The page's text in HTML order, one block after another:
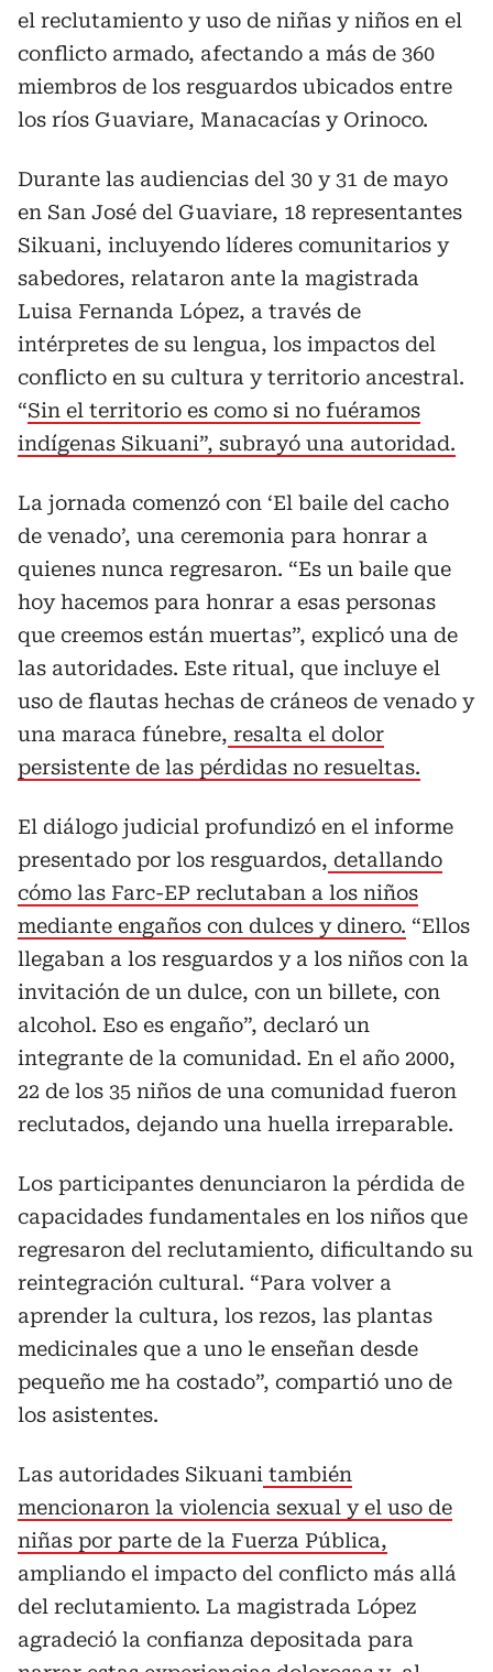
el reclutamiento y uso de niñas y niños en el
conflicto armado, afectando a más de 360
miembros de los resguardos ubicados entre
los ríos Guaviare, Manacacías y Orinoco.
Durante las audiencias del 30 y 31 de mayo
en San José del Guaviare, 18 representantes
Sikuani, incluyendo líderes comunitarios y
sabedores, relataron ante la magistrada
Luisa Fernanda López, a través de
intérpretes de su lengua, los impactos del
conflicto en su cultura y territorio ancestral.
“Sin el territorio es como si no fuéramos
indígenas Sikuani”, subrayó una autoridad.
La jornada comenzó con ‘El baile del cacho
de venado’, una ceremonia para honrar a
quienes nunca regresaron. “Es un baile que
hoy hacemos para honrar a esas personas
que creemos están muertas”, explicó una de
las autoridades. Este ritual, que incluye el
uso de flautas hechas de cráneos de venado y
una maraca fúnebre, resalta el dolor
persistente de las pérdidas no resueltas.
El diálogo judicial profundizó en el informe
presentado por los resguardos, detallando
cómo las Farc-EP reclutaban a los niños
mediante engaños con dulces y dinero. “Ellos
llegaban a los resguardos y a los niños con la
invitación de un dulce, con un billete, con
alcohol. Eso es engaño”, declaró un
integrante de la comunidad. En el año 2000,
22 de los 35 niños de una comunidad fueron
reclutados, dejando una huella irreparable.
Los participantes denunciaron la pérdida de
capacidades fundamentales en los niños que
regresaron del reclutamiento, dificultando su
reintegración cultural. “Para volver a
aprender la cultura, los rezos, las plantas
medicinales que a uno le enseñan desde
pequeño me ha costado”, compartió uno de
los asistentes.
Las autoridades Sikuani también
mencionaron la violencia sexual y el uso de
niñas por parte de la Fuerza Pública,
ampliando el impacto del conflicto más allá
del reclutamiento. La magistrada López
agradeció la confianza depositada para